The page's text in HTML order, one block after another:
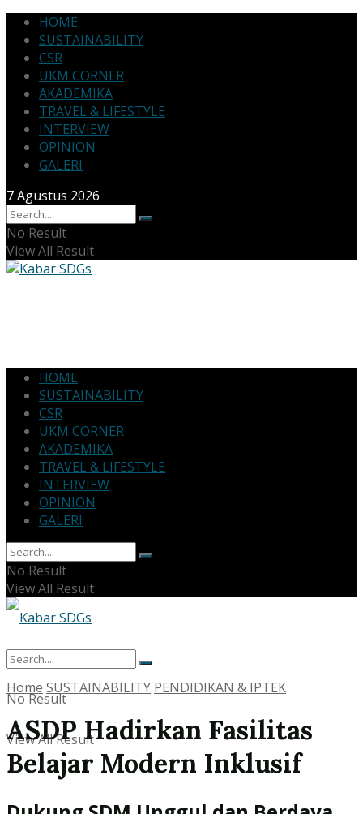
HOME
SUSTAINABILITY
CSR
UKM CORNER
AKADEMIKA
TRAVEL & LIFESTYLE
INTERVIEW
OPINION
GALERI
7 Agustus 2026
No Result
View All Result
HOME
SUSTAINABILITY
CSR
UKM CORNER
AKADEMIKA
TRAVEL & LIFESTYLE
INTERVIEW
OPINION
GALERI
No Result
View All Result
No Result
View All Result
Home SUSTAINABILITY PENDIDIKAN & IPTEK
ASDP Hadirkan Fasilitas
Belajar Modern Inklusif